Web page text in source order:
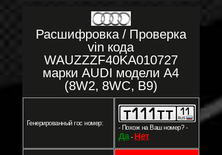
Расшифровка / Проверка
vin кода
WAUZZZF40KA010727
марки AUDI модели A4
(8W2, 8WC, B9)
Генерированный гос номер:
- Похож на Ваш номер? -
Да- Нет